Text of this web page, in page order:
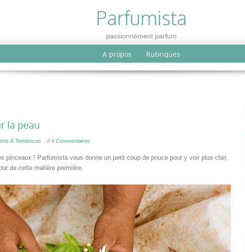
Parfumista
passionnément parfum
A propos Rubriques
la peau
& Tendances //4 Commentaires
pinceaux ! Parfumista vous donne un petit coup de pouce pour y voir plus clair,
de cette matière première.